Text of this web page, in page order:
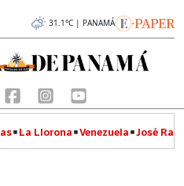
31.1°C | PANAMÁ
La Llorona Venezuela José